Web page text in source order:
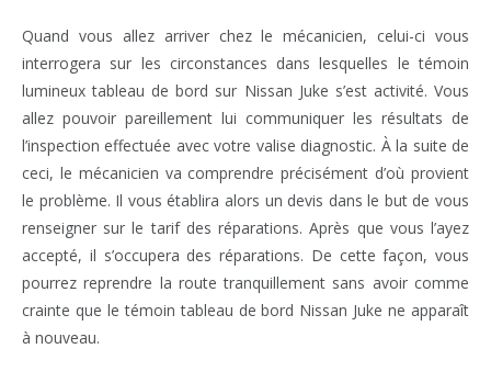
Quand vous allez arriver chez le mécanicien, celui-ci vous
interrogera sur les circonstances dans lesquelles le témoin
lumineux tableau de bord sur Nissan Juke s’est activité. Vous
allez pouvoir pareillement lui communiquer les résultats de
l’inspection effectuée avec votre valise diagnostic. À la suite de
ceci, le mécanicien va comprendre précisément d’où provient
le problème. Il vous établira alors un devis dans le but de vous
renseigner sur le tarif des réparations. Après que vous l’ayez
accepté, il s’occupera des réparations. De cette façon, vous
pourrez reprendre la route tranquillement sans avoir comme
crainte que le témoin tableau de bord Nissan Juke ne apparaît
à nouveau.